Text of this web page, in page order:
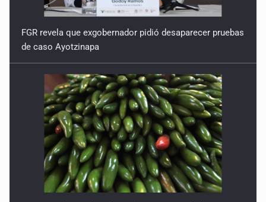
FGR revela que exgobernador pidió desaparecer pruebas
de caso Ayotzinapa